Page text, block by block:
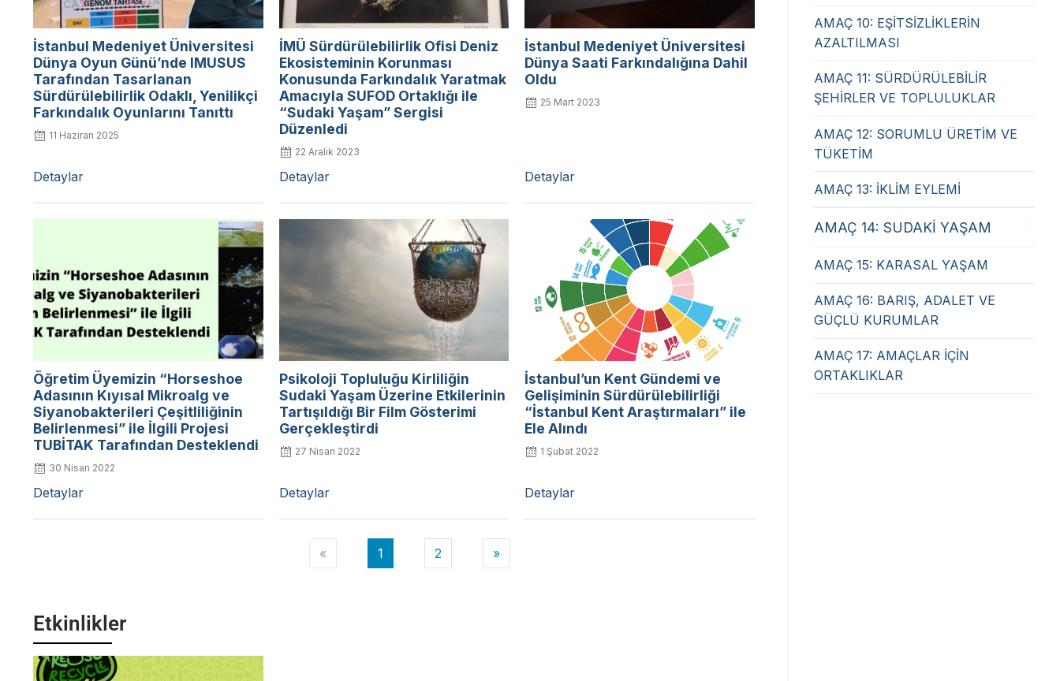
İstanbul Medeniyet Üniversitesi
Dünya Oyun Günü’nde IMUSUS
Tarafından Tasarlanan
Sürdürülebilirlik Odaklı, Yenilikçi
Farkındalık Oyunlarını Tanıttı
11 Haziran 2025
Detaylar
İMÜ Sürdürülebilirlik Ofisi Deniz
Ekosisteminin Korunması
Konusunda Farkındalık Yaratmak
Amacıyla SUFOD Ortaklığı ile
“Sudaki Yaşam” Sergisi
Düzenledi
22 Aralık 2023
Detaylar
İstanbul Medeniyet Üniversitesi
Dünya Saati Farkındalığına Dahil
Oldu
25 Mart 2023
Detaylar
Öğretim Üyemizin “Horseshoe
Adasının Kıyısal Mikroalg ve
Siyanobakterileri Çeşitliliğinin
Belirlenmesi” ile İlgili Projesi
TUBİTAK Tarafından Desteklendi
30 Nisan 2022
Detaylar
Psikoloji Topluluğu Kirliliğin
Sudaki Yaşam Üzerine Etkilerinin
Tartışıldığı Bir Film Gösterimi
Gerçekleştirdi
27 Nisan 2022
Detaylar
İstanbul’un Kent Gündemi ve
Gelişiminin Sürdürülebilirliği
“İstanbul Kent Araştırmaları” ile
Ele Alındı
1 Şubat 2022
Detaylar
« 1 2 »
Etkinlikler
AMAÇ 10: EŞİTSİZLİKLERİN
AZALTILMASI
AMAÇ 11: SÜRDÜRÜLEBİLİR
ŞEHİRLER VE TOPLULUKLAR
AMAÇ 12: SORUMLU ÜRETİM VE
TÜKETİM
AMAÇ 13: İKLİM EYLEMİ
AMAÇ 14: SUDAKİ YAŞAM
AMAÇ 15: KARASAL YAŞAM
AMAÇ 16: BARIŞ, ADALET VE
GÜÇLÜ KURUMLAR
AMAÇ 17: AMAÇLAR İÇİN
ORTAKLIKLAR